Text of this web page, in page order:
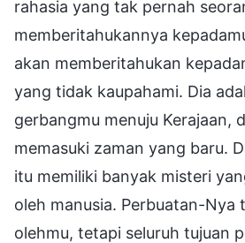
rahasia yang tak pernah
memberitahukannya
akan memberitahukan
yang tidak kaupahami. Dia
gerbangmu menuju Kerajaan,
memasuki zaman yang baru.
itu memiliki banyak misteri
oleh manusia. Perbuatan-Nya
olehmu, tetapi seluruh tujuan